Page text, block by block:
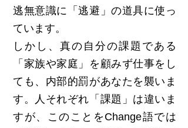
逃無意識に「逃避」の道具に使っ
ています。
しかし、真の自分の課題である
「家族や家庭」を顧みず仕事をし
ても、内部的罰があなたを襲いま
す。人それぞれ「課題」は違いま
すが、このことをChange語では